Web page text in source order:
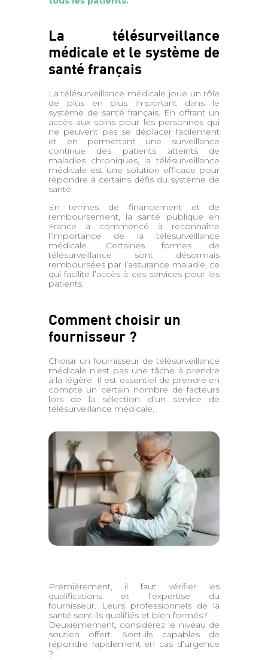
La télésurveillance
médicale et le système de
santé français
La télésurveillance médicale joue un rôle
de plus en plus important dans le
système de santé français. En offrant un
accès aux soins pour les personnes qui
ne peuvent pas se déplacer facilement
et en permettant une surveillance
continue des patients atteints de
maladies chroniques, la télésurveillance
médicale est une solution efficace pour
répondre à certains défis du système de
santé.
En termes de financement et de
remboursement, la santé publique en
France a commencé à reconnaître
l’importance de la télésurveillance
médicale. Certaines formes de
télésurveillance sont désormais
remboursées par l’assurance maladie, ce
qui facilite l’accès à ces services pour les
patients.
Comment choisir un
fournisseur ?
Choisir un fournisseur de télésurveillance
médicale n’est pas une tâche à prendre
à la légère. Il est essentiel de prendre en
compte un certain nombre de facteurs
lors de la sélection d’un service de
télésurveillance médicale.
Premièrement, il faut vérifier les
qualifications et l’expertise du
fournisseur. Leurs professionnels de la
santé sont-ils qualifiés et bien formés?
Deuxièmement, considérez le niveau de
soutien offert. Sont-ils capables de
répondre rapidement en cas d’urgence
?